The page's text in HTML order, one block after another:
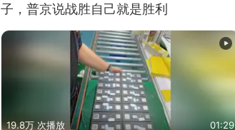
子，普京说战胜自己就是胜利
19.8万 次播放 01:29